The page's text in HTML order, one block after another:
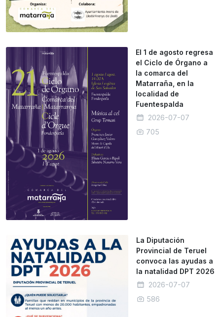
El 1 de agosto regresa
el Ciclo de Órgano a
la comarca del
Matarraña, en la
localidad de
Fuentespalda
2026-07-07
705
La Diputación
Provincial de Teruel
convoca las ayudas a
la natalidad DPT 2026
2026-07-07
586